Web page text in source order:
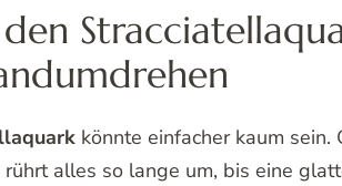
könnte einfacher kaum sein.
alles so lange um, bis eine